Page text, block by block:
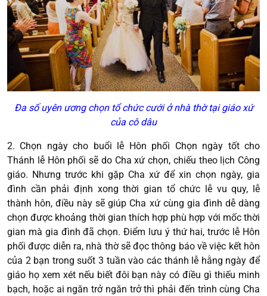
Đa số uyên ương chọn tổ chức cưới ở nhà thờ tại giáo xứ
của cô dâu
2. Chọn ngày cho buổi lễ Hôn phối Chọn ngày tốt cho
Thánh lễ Hôn phối sẽ do Cha xứ chọn, chiếu theo lịch Công
giáo. Nhưng trước khi gặp Cha xứ để xin chọn ngày, gia
đình cần phải định xong thời gian tổ chức lễ vu quy, lễ
thành hôn, điều này sẽ giúp Cha xứ cùng gia đình dễ dàng
chọn được khoảng thời gian thích hợp phù hợp với mốc thời
gian mà gia đình đã chọn. Điểm lưu ý thứ hai, trước lễ Hôn
phối được diễn ra, nhà thờ sẽ đọc thông báo về việc kết hôn
của 2 bạn trong suốt 3 tuần vào các thánh lễ hằng ngày để
giáo họ xem xét nếu biết đôi bạn này có điều gì thiếu minh
bạch, hoặc ai ngăn trở ngăn trở thì phải đến trình cùng Cha